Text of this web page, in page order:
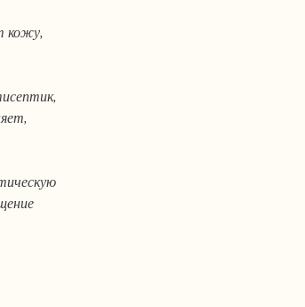
кожу,